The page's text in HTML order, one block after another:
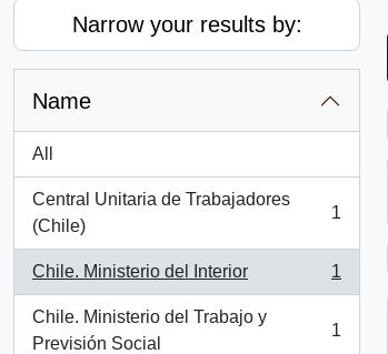
Narrow your results by:
Name
All
Central Unitaria de Trabajadores
(Chile)
, 1 results
1
Chile. Ministerio del Interior
, 1 results
1
Chile. Ministerio del Trabajo y
Previsión Social
, 1 results
1